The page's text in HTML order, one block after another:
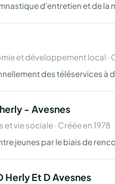
d'entretien et de la
et développement local ·
des téléservices à
- Avesnes
vie sociale · Créée en 1978
jeunes par le biais de
Herly Et D Avesnes